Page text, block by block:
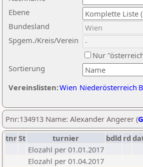
Ebene
Sortierung
Bundesland
Spgem./Kreis/Verein
Nur
Vereinslisten:Wien Niederösterreich
Pnr:134913 Name: Alexander Angerer (
tnrSt turnier bdld rd
Elozahl per 01.01.2017
Elozahl per 01.04.2017